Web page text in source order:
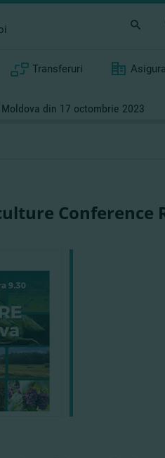
Transferuri
din 17 octombrie 2023
Conference